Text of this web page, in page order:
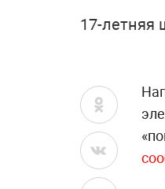
17-летняя